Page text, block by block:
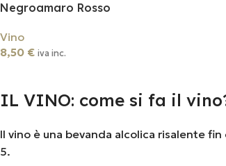
Negroamaro Rosso
Vino
8,50 € iva inc.
IL VINO: come si fa il
Il vino è una bevanda alcolica risalente
5.